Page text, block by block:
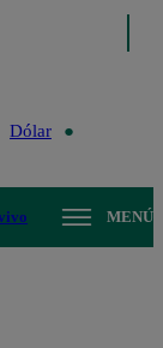
Dólar
MENÚ